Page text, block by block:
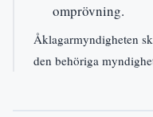
omprövning.
Åklagarmyndigheten
den behöriga